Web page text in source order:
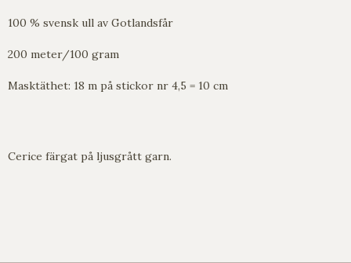
100 % svensk ull av Gotlandsfår
200 meter/100 gram
Masktäthet: 18 m på stickor nr 4,5 = 10 cm
Cerice färgat på ljusgrått garn.